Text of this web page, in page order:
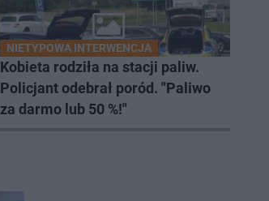
NIETYPOWA INTERWENCJA
Kobieta rodziła na stacji paliw.
Policjant odebrał poród. "Paliwo
za darmo lub 50 %!"